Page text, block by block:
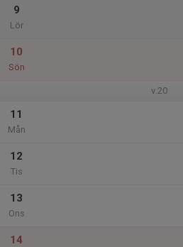
9
Lör
10
Sön
v.20
11
Mån
12
Tis
13
Ons
14